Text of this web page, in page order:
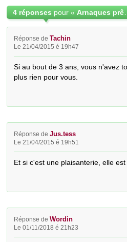
4 réponses pour «
Réponse deTachin
Le 21/04/2015 é 19h47
Si au bout de 3 ans, vous n'avez
plus rien pour vous.
Réponse deJus.tess
Le 21/04/2015 é 19h51
Et si c'est une plaisanterie, elle est
Réponse deWordin
Le 01/11/2018 é 21h23